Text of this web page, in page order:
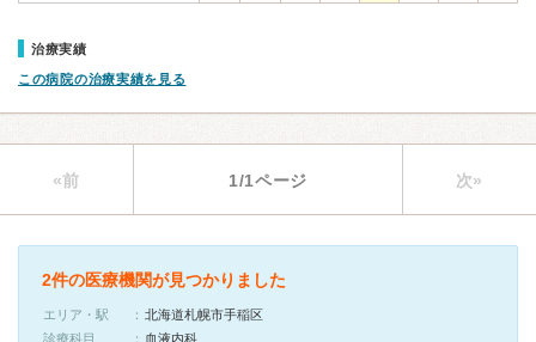
治療実績
この病院の治療実績を見る
«前 1/1ページ 次»
2件の医療機関が見つかりました
エリア・駅
北海道札幌市手稲区
診療科目
血液内科